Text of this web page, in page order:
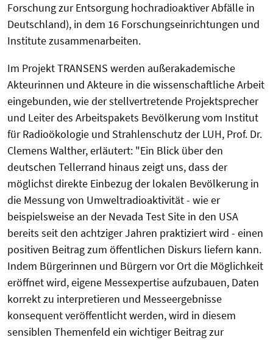
Forschung zur Entsorgung hochradioaktiver Abfälle in
Deutschland), in dem 16 Forschungseinrichtungen und
Institute zusammenarbeiten.
Im Projekt TRANSENS werden außerakademische
Akteurinnen und Akteure in die wissenschaftliche Arbeit
eingebunden, wie der stellvertretende Projektsprecher
und Leiter des Arbeitspakets Bevölkerung vom Institut
für Radioökologie und Strahlenschutz der LUH, Prof. Dr.
Clemens Walther, erläutert: "Ein Blick über den
deutschen Tellerrand hinaus zeigt uns, dass der
möglichst direkte Einbezug der lokalen Bevölkerung in
die Messung von Umweltradioaktivität - wie er
beispielsweise an der Nevada Test Site in den USA
bereits seit den achtziger Jahren praktiziert wird - einen
positiven Beitrag zum öffentlichen Diskurs liefern kann.
Indem Bürgerinnen und Bürgern vor Ort die Möglichkeit
eröffnet wird, eigene Messexpertise aufzubauen, Daten
korrekt zu interpretieren und Messeergebnisse
konsequent veröffentlicht werden, wird in diesem
sensiblen Themenfeld ein wichtiger Beitrag zur